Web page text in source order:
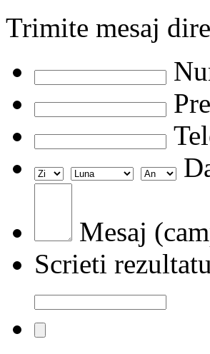
Trimite mesaj
Mesaj
Scrieti